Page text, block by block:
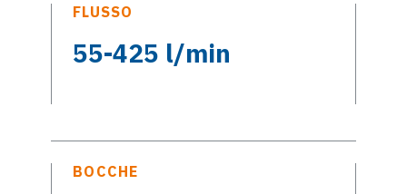
FLUSSO
55-425 l/min
BOCCHE